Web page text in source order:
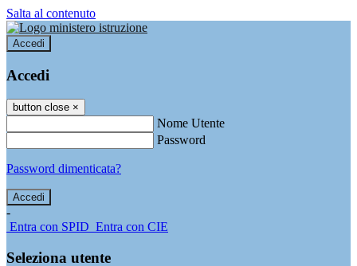
Salta al contenuto
Accedi
Accedi
button close ×
Nome Utente
Password
Password dimenticata?
-
Entra con SPID Entra con CIE
Seleziona utente